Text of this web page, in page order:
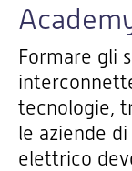
Formare gli
tecnologie,
le aziende
elettrico